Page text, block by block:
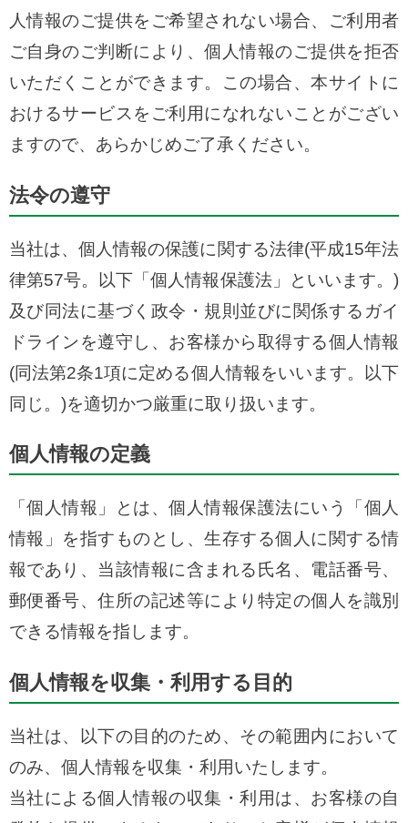
人情報のご提供をご希望されない場合、ご利用者
ご自身のご判断により、個人情報のご提供を拒否
いただくことができます。この場合、本サイトに
おけるサービスをご利用になれないことがござい
ますので、あらかじめご了承ください。
法令の遵守
当社は、個人情報の保護に関する法律(平成15年法
律第57号。以下「個人情報保護法」といいます。)
及び同法に基づく政令・規則並びに関係するガイ
ドラインを遵守し、お客様から取得する個人情報
(同法第2条1項に定める個人情報をいいます。以下
同じ。)を適切かつ厳重に取り扱います。
個人情報の定義
「個人情報」とは、個人情報保護法にいう「個人
情報」を指すものとし、生存する個人に関する情
報であり、当該情報に含まれる氏名、電話番号、
郵便番号、住所の記述等により特定の個人を識別
できる情報を指します。
個人情報を収集・利用する目的
当社は、以下の目的のため、その範囲内において
のみ、個人情報を収集・利用いたします。
当社による個人情報の収集・利用は、お客様の自